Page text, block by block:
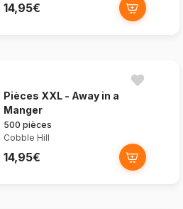
14,95€
Pièces XXL - Away in a
Manger
500 pièces
Cobble Hill
14,95€